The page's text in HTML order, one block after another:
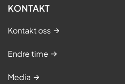
KONTAKT
Kontakt oss
Endre time
Media